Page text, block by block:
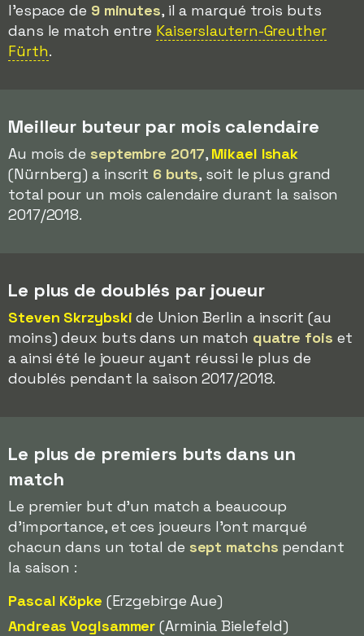
l'espace de 9 minutes, il a marqué trois buts
dans le match entre Kaiserslautern-Greuther
Fürth.
Meilleur buteur par mois calendaire
Au mois de septembre 2017, Mikael Ishak
(Nürnberg) a inscrit 6 buts, soit le plus grand
total pour un mois calendaire durant la saison
2017/2018.
Le plus de doublés par joueur
Steven Skrzybski de Union Berlin a inscrit (au
moins) deux buts dans un match quatre fois et
a ainsi été le joueur ayant réussi le plus de
doublés pendant la saison 2017/2018.
Le plus de premiers buts dans un
match
Le premier but d'un match a beaucoup
d'importance, et ces joueurs l'ont marqué
chacun dans un total de sept matchs pendant
la saison :
Pascal Köpke (Erzgebirge Aue)
Andreas Voglsammer (Arminia Bielefeld)